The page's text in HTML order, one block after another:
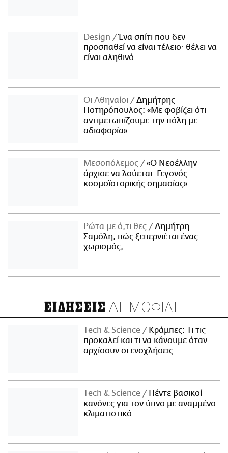
Design
Ένα σπίτι που δεν
προσπαθεί να είναι τέλειο· θέλει να
είναι αληθινό
Οι Αθηναίοι
Δημήτρης
Ποτηρόπουλος: «Με φοβίζει ότι
αντιμετωπίζουμε την πόλη με
αδιαφορία»
Μεσοπόλεμος
«Ο Νεοέλλην
άρχισε να λούεται. Γεγονός
κοσμοϊστορικής σημασίας»
Ρώτα με ό,τι θες
Δημήτρη
Σαμόλη, πώς ξεπερνιέται ένας
χωρισμός;
ΕΙΔΗΣΕΙΣ ΔΗΜΟΦΙΛΗ
Τech & Science
Κράμπες: Τι τις
προκαλεί και τι να κάνουμε όταν
αρχίσουν οι ενοχλήσεις
Τech & Science
Πέντε βασικοί
κανόνες για τον ύπνο με αναμμένο
κλιματιστικό